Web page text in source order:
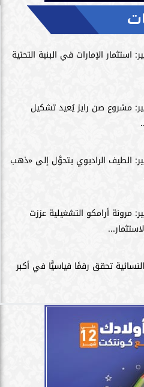
استثمار الإمارات في البنية التحتية
مشروع صن رايز يُعيد تشكيل
الطيف الراديوي يتحوَّل إلى «ذهب
مرونة أرامكو التشغيلية عززت
تحقق رقمًا قياسيًّا في أكبر